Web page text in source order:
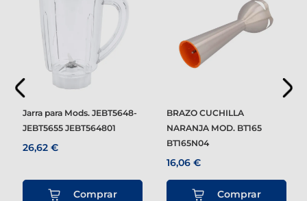
Jarra para Mods. JEBT5648-
JEBT5655 JEBT564801
26,62 €
Comprar
BRAZO CUCHILLA
NARANJA MOD. BT165
BT165N04
16,06 €
Comprar